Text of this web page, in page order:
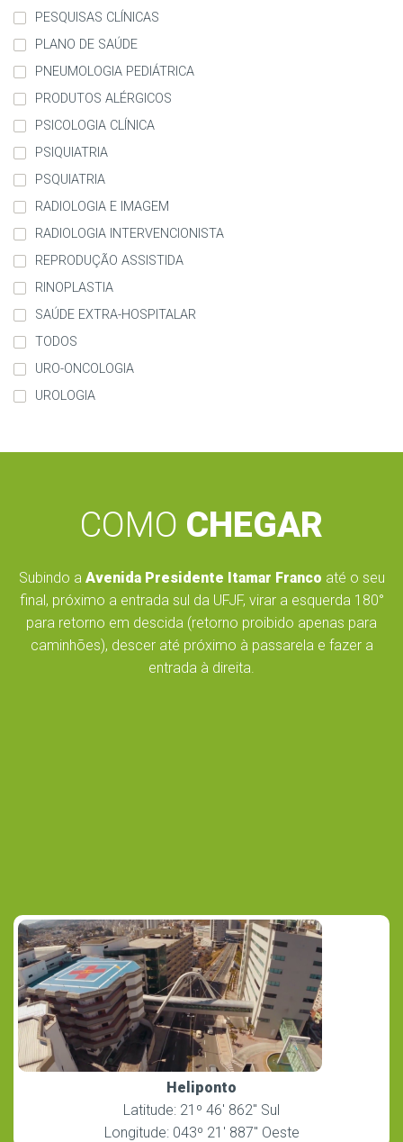
PESQUISAS CLÍNICAS
PLANO DE SAÚDE
PNEUMOLOGIA PEDIÁTRICA
PRODUTOS ALÉRGICOS
PSICOLOGIA CLÍNICA
PSIQUIATRIA
PSQUIATRIA
RADIOLOGIA E IMAGEM
RADIOLOGIA INTERVENCIONISTA
REPRODUÇÃO ASSISTIDA
RINOPLASTIA
SAÚDE EXTRA-HOSPITALAR
TODOS
URO-ONCOLOGIA
UROLOGIA
COMO CHEGAR
Subindo a Avenida Presidente Itamar Franco até o seu
final, próximo a entrada sul da UFJF, virar a esquerda 180°
para retorno em descida (retorno proibido apenas para
caminhões), descer até próximo à passarela e fazer a
entrada à direita.
Heliponto
Latitude: 21º 46′ 862″ Sul
Longitude: 043º 21′ 887″ Oeste